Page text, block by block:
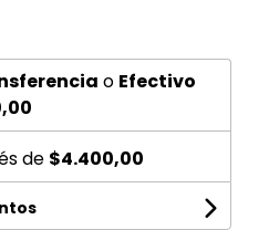
o Efectivo
de $4.400,00